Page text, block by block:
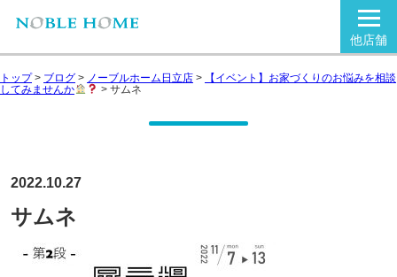
他店舗
トップ> ブログ > ノーブルホーム日立店 >
【イベント】お家づくりのお悩みを相談
してみませんか
>サムネ
2022.10.27
サムネ